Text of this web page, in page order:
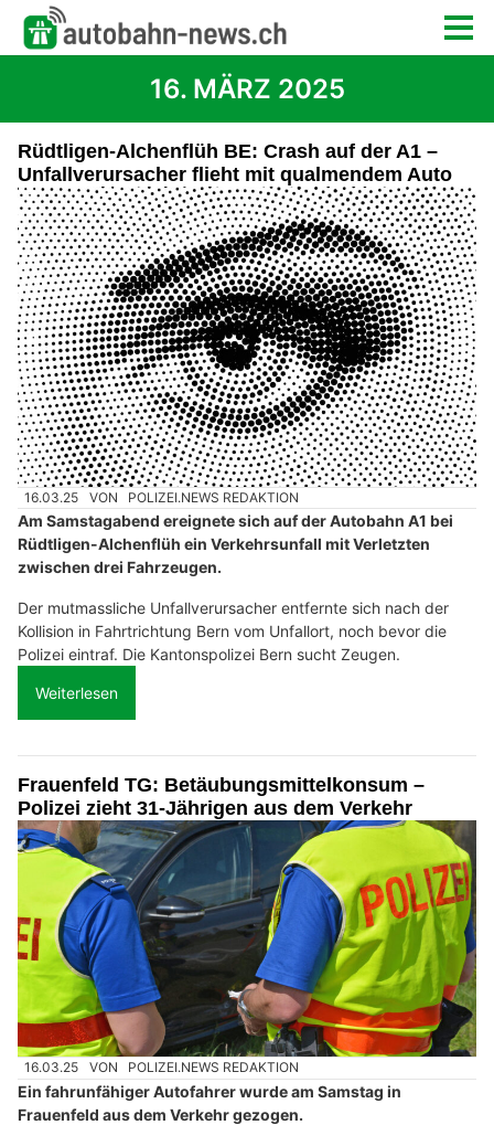
16. MÄRZ 2025
Rüdtligen-Alchenflüh BE: Crash auf der A1 –
Unfallverursacher flieht mit qualmendem Auto
16.03.25 VON POLIZEI.NEWS REDAKTION
Am Samstagabend ereignete sich auf der Autobahn A1 bei
Rüdtligen-Alchenflüh ein Verkehrsunfall mit Verletzten
zwischen drei Fahrzeugen.
Der mutmassliche Unfallverursacher entfernte sich nach der
Kollision in Fahrtrichtung Bern vom Unfallort, noch bevor die
Polizei eintraf. Die Kantonspolizei Bern sucht Zeugen.
Weiterlesen
Frauenfeld TG: Betäubungsmittelkonsum –
Polizei zieht 31-Jährigen aus dem Verkehr
16.03.25 VON POLIZEI.NEWS REDAKTION
Ein fahrunfähiger Autofahrer wurde am Samstag in
Frauenfeld aus dem Verkehr gezogen.